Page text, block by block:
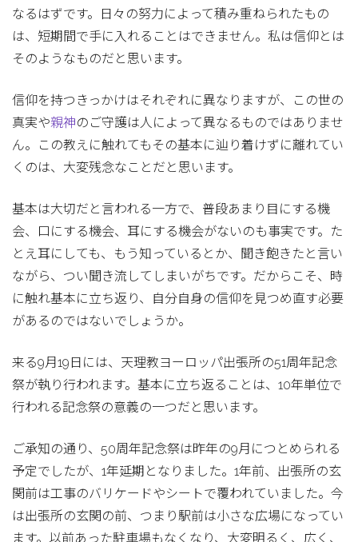
なるはずです。日々の努力によって積み重ねられたもの
は、短期間で手に入れることはできません。私は信仰とは
そのようなものだと思います。
信仰を持つきっかけはそれぞれに異なりますが、この世の
真実や親神のご守護は人によって異なるものではありませ
ん。この教えに触れてもその基本に辿り着けずに離れてい
くのは、大変残念なことだと思います。
基本は大切だと言われる一方で、普段あまり目にする機
会、口にする機会、耳にする機会がないのも事実です。た
とえ耳にしても、もう知っているとか、聞き飽きたと言い
ながら、つい聞き流してしまいがちです。だからこそ、時
に触れ基本に立ち返り、自分自身の信仰を見つめ直す必要
があるのではないでしょうか。
来る9月19日には、天理教ヨーロッパ出張所の51周年記念
祭が執り行われます。基本に立ち返ることは、10年単位で
行われる記念祭の意義の一つだと思います。
ご承知の通り、50周年記念祭は昨年の9月につとめられる
予定でしたが、1年延期となりました。1年前、出張所の玄
関前は工事のバリケードやシートで覆われていました。今
は出張所の玄関の前、つまり駅前は小さな広場になってい
ます。以前あった駐車場もなくなり、大変明るく、広く、